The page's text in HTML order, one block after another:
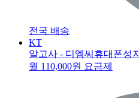
전국 배송
KT
알고사 - 디엠씨휴대폰성지
월 110,000원 요금제